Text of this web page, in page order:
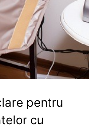
pentru
cu